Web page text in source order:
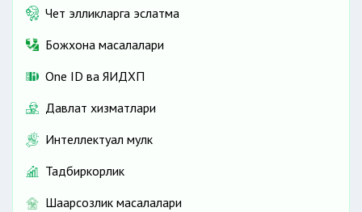
Чет элликларга эслатма
Божхона масалалари
One ID ва ЯИДХП
Давлат хизматлари
Интеллектуал мулк
Тадбиркорлик
Шаҳарсозлик масалалари